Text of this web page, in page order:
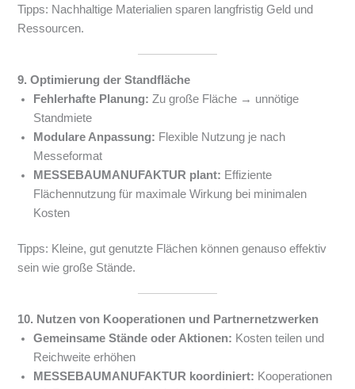
Tipps: Nachhaltige Materialien sparen langfristig Geld und
Ressourcen.
9. Optimierung der Standfläche
Fehlerhafte Planung: Zu große Fläche → unnötige
Standmiete
Modulare Anpassung: Flexible Nutzung je nach
Messeformat
MESSEBAUMANUFAKTUR plant: Effiziente
Flächennutzung für maximale Wirkung bei minimalen
Kosten
Tipps: Kleine, gut genutzte Flächen können genauso effektiv
sein wie große Stände.
10. Nutzen von Kooperationen und Partnernetzwerken
Gemeinsame Stände oder Aktionen: Kosten teilen und
Reichweite erhöhen
MESSEBAUMANUFAKTUR koordiniert: Kooperationen